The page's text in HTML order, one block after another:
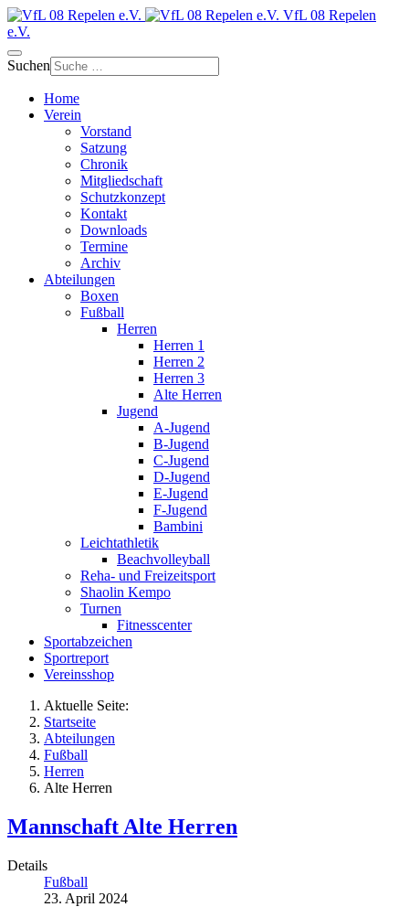
VfL 08 Repelen
e.V.
Suchen
Home
Verein
Vorstand
Satzung
Chronik
Mitgliedschaft
Schutzkonzept
Kontakt
Downloads
Termine
Archiv
Abteilungen
Boxen
Fußball
Herren
Herren 1
Herren 2
Herren 3
Alte Herren
Jugend
A-Jugend
B-Jugend
C-Jugend
D-Jugend
E-Jugend
F-Jugend
Bambini
Leichtathletik
Beachvolleyball
Reha- und Freizeitsport
Shaolin Kempo
Turnen
Fitnesscenter
Sportabzeichen
Sportreport
Vereinsshop
Aktuelle Seite:
Startseite
Abteilungen
Fußball
Herren
Alte Herren
Mannschaft Alte Herren
Details
Fußball
23. April 2024